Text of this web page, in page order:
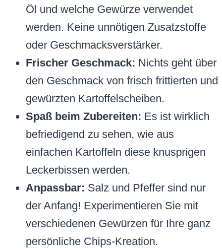
Öl und welche Gewürze verwendet
werden. Keine unnötigen Zusatzstoffe
oder Geschmacksverstärker.
Frischer Geschmack: Nichts geht über
den Geschmack von frisch frittierten und
gewürzten Kartoffelscheiben.
Spaß beim Zubereiten: Es ist wirklich
befriedigend zu sehen, wie aus
einfachen Kartoffeln diese knusprigen
Leckerbissen werden.
Anpassbar: Salz und Pfeffer sind nur
der Anfang! Experimentieren Sie mit
verschiedenen Gewürzen für Ihre ganz
persönliche Chips-Kreation.